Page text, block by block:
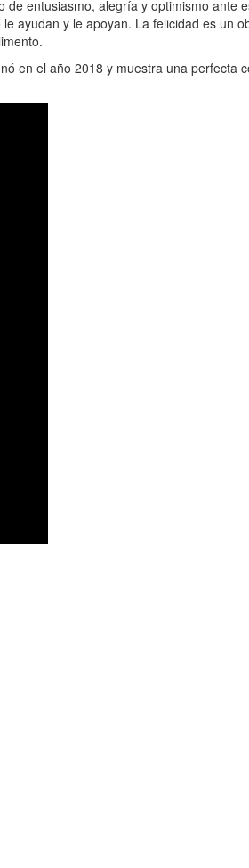
entusiasmo, alegría y optimismo ante
ayudan y le apoyan. La felicidad es un
en el año 2018 y muestra una perfecta